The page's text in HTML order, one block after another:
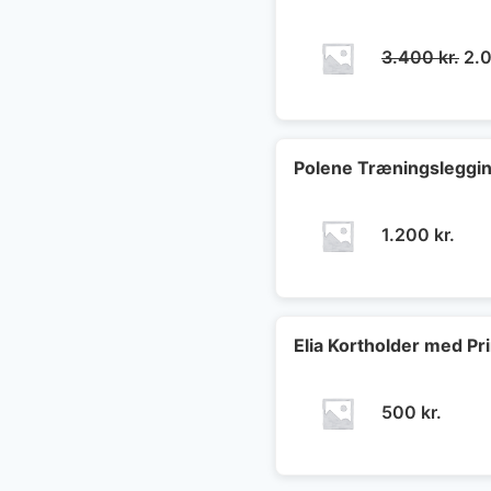
3.400kr.
Polene
1.200 kr.
Elia Kortholder med
500 kr.